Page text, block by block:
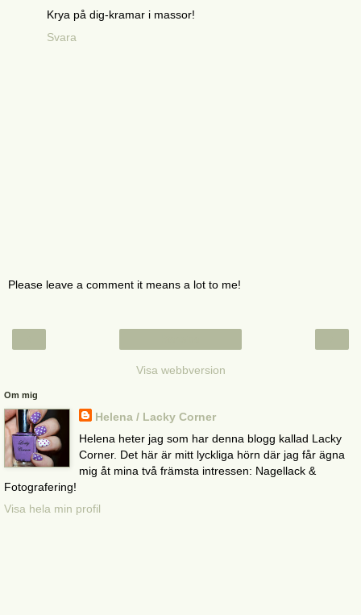
Krya på dig-kramar i massor!
Svara
Please leave a comment it means a lot to me!
Visa webbversion
Om mig
Helena / Lacky Corner
Helena heter jag som har denna blogg kallad Lacky
Corner. Det här är mitt lyckliga hörn där jag får ägna
mig åt mina två främsta intressen: Nagellack &
Fotografering!
Visa hela min profil